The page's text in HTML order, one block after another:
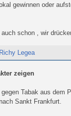
gewinnen oder
auch schon , wir
Richy Legea
zeigen
Tabak aus dem
Sankt Frankfurt.